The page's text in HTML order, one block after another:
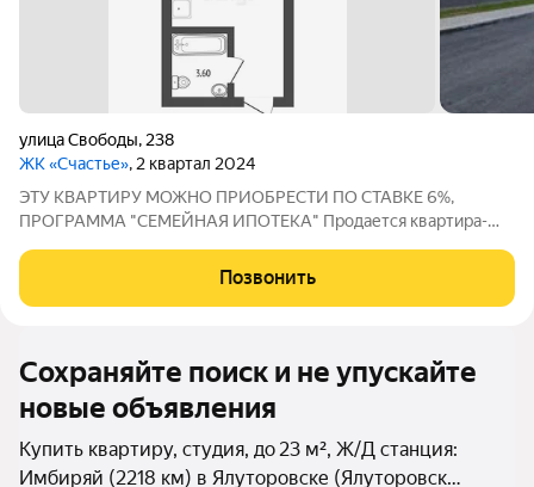
улица Свободы, 238
ЖК «Счастье», 2 квартал 2024
ЭТУ КВАРТИРУ МОЖНО ПРИОБРЕСТИ ПО СТАВКЕ 6%,
ПРОГРАММА "СЕМЕЙНАЯ ИПОТЕКА" Продается квартира-
идеально подходит для комфортной жизни или выгодного
инвестирования. Квартира уже оснащена
Позвонить
Сохраняйте поиск и не упускайте
новые объявления
Купить квартиру, студия, до 23 м², Ж/Д станция:
Имбиряй (2218 км) в Ялуторовске (Ялуторовск